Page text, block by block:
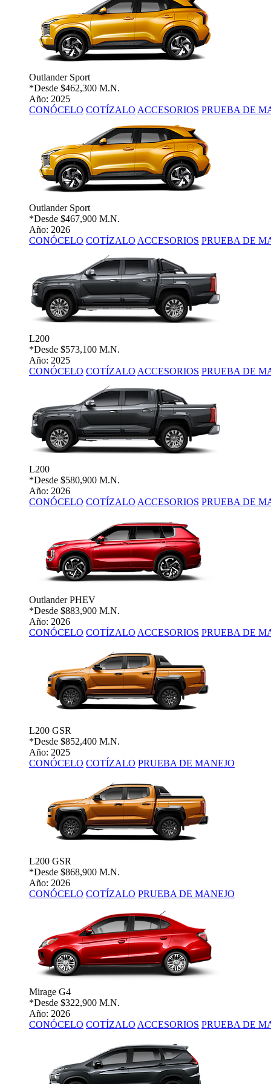
Outlander Sport
*Desde $462,300 M.N.
Año: 2025
CONÓCELO COTÍZALO ACCESORIOS PRUEBA DE
Outlander Sport
*Desde $467,900 M.N.
Año: 2026
CONÓCELO COTÍZALO ACCESORIOS PRUEBA DE
L200
*Desde $573,100 M.N.
Año: 2025
CONÓCELO COTÍZALO ACCESORIOS PRUEBA DE
L200
*Desde $580,900 M.N.
Año: 2026
CONÓCELO COTÍZALO ACCESORIOS PRUEBA DE
Outlander PHEV
*Desde $883,900 M.N.
Año: 2026
CONÓCELO COTÍZALO ACCESORIOS PRUEBA DE
L200 GSR
*Desde $852,400 M.N.
Año: 2025
CONÓCELO COTÍZALO PRUEBA DE MANEJO
L200 GSR
*Desde $868,900 M.N.
Año: 2026
CONÓCELO COTÍZALO PRUEBA DE MANEJO
Mirage G4
*Desde $322,900 M.N.
Año: 2026
CONÓCELO COTÍZALO ACCESORIOS PRUEBA DE